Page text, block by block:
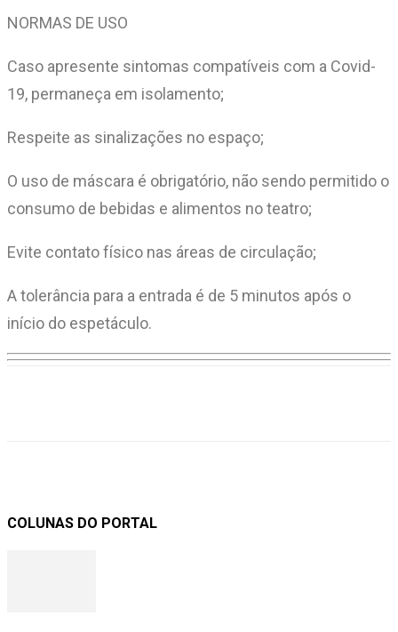
NORMAS DE USO
Caso apresente sintomas compatíveis com a Covid-
19, permaneça em isolamento;
Respeite as sinalizações no espaço;
O uso de máscara é obrigatório, não sendo permitido o
consumo de bebidas e alimentos no teatro;
Evite contato físico nas áreas de circulação;
A tolerância para a entrada é de 5 minutos após o
início do espetáculo.
COLUNAS DO PORTAL